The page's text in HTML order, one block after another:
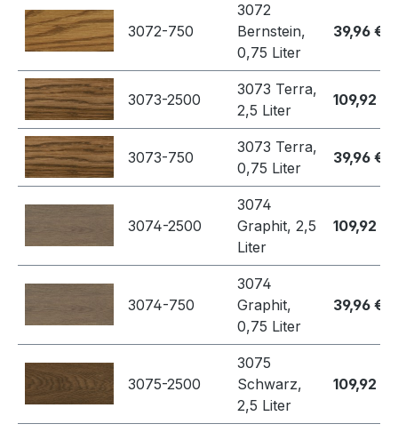
3072-750
3072
Bernstein,
0,75 Liter
39,96 €
3073-2500
3073 Terra,
2,5 Liter
109,92 €
3073-750
3073 Terra,
0,75 Liter
39,96 €
3074-2500
3074
Graphit, 2,5
Liter
109,92 €
3074-750
3074
Graphit,
0,75 Liter
39,96 €
3075-2500
3075
Schwarz,
2,5 Liter
109,92 €